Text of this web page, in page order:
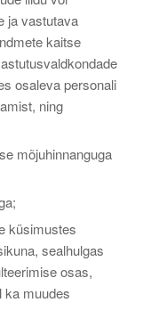
ja vastutava
kaitse
osaleva personali
ning
mõjuhinnanguga
küsimustes
sealhulgas
osas,
ka muudes